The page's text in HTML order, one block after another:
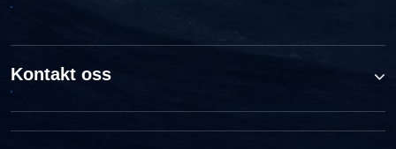
Kontakt oss